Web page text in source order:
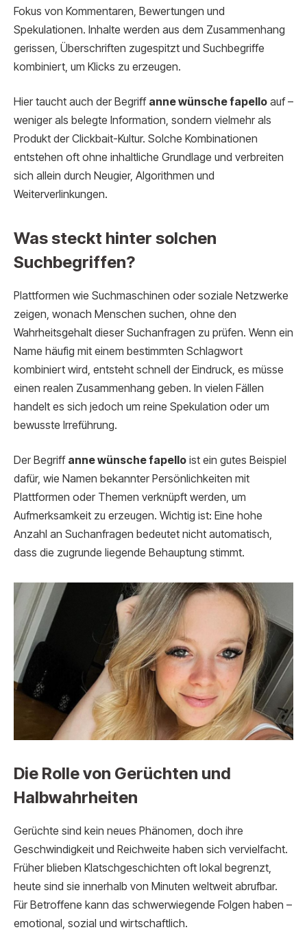
Fokus von Kommentaren, Bewertungen und
Spekulationen. Inhalte werden aus dem Zusammenhang
gerissen, Überschriften zugespitzt und Suchbegriffe
kombiniert, um Klicks zu erzeugen.
Hier taucht auch der Begriff anne wünsche fapello auf –
weniger als belegte Information, sondern vielmehr als
Produkt der Clickbait-Kultur. Solche Kombinationen
entstehen oft ohne inhaltliche Grundlage und verbreiten
sich allein durch Neugier, Algorithmen und
Weiterverlinkungen.
Was steckt hinter solchen
Suchbegriffen?
Plattformen wie Suchmaschinen oder soziale Netzwerke
zeigen, wonach Menschen suchen, ohne den
Wahrheitsgehalt dieser Suchanfragen zu prüfen. Wenn ein
Name häufig mit einem bestimmten Schlagwort
kombiniert wird, entsteht schnell der Eindruck, es müsse
einen realen Zusammenhang geben. In vielen Fällen
handelt es sich jedoch um reine Spekulation oder um
bewusste Irreführung.
Der Begriff anne wünsche fapello ist ein gutes Beispiel
dafür, wie Namen bekannter Persönlichkeiten mit
Plattformen oder Themen verknüpft werden, um
Aufmerksamkeit zu erzeugen. Wichtig ist: Eine hohe
Anzahl an Suchanfragen bedeutet nicht automatisch,
dass die zugrunde liegende Behauptung stimmt.
Die Rolle von Gerüchten und
Halbwahrheiten
Gerüchte sind kein neues Phänomen, doch ihre
Geschwindigkeit und Reichweite haben sich vervielfacht.
Früher blieben Klatschgeschichten oft lokal begrenzt,
heute sind sie innerhalb von Minuten weltweit abrufbar.
Für Betroffene kann das schwerwiegende Folgen haben –
emotional, sozial und wirtschaftlich.